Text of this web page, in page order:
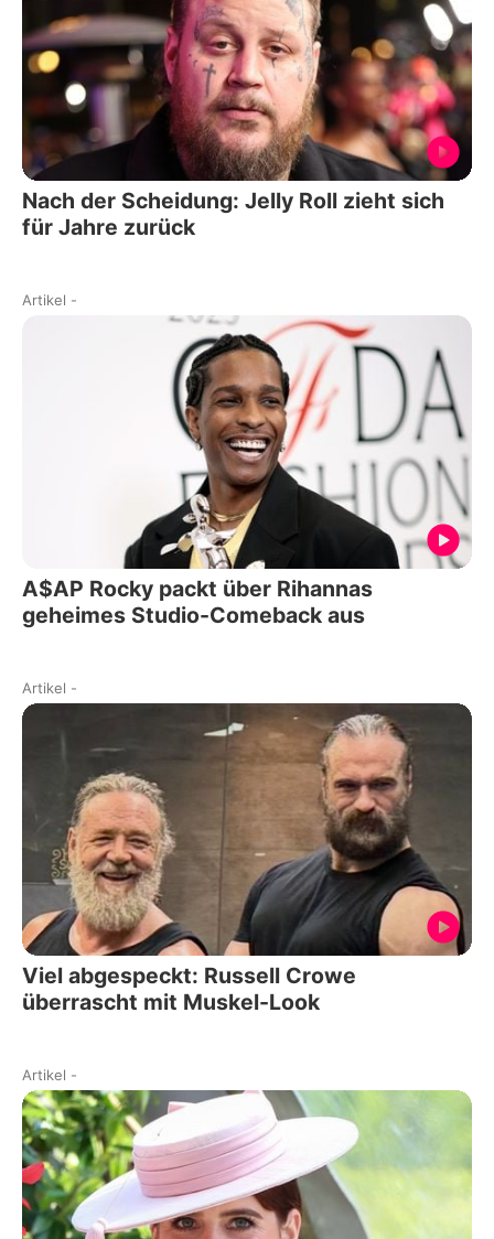
Nach der Scheidung: Jelly Roll zieht sich
für Jahre zurück
Artikel -
A$AP Rocky packt über Rihannas
geheimes Studio-Comeback aus
Artikel -
Viel abgespeckt: Russell Crowe
überrascht mit Muskel-Look
Artikel -